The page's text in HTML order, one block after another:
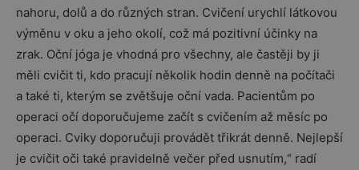
nahoru, dolů a do různých stran. Cvičení urychlí látkovou
výměnu v oku a jeho okolí, což má pozitivní účinky na
zrak. Oční jóga je vhodná pro všechny, ale častěji by ji
měli cvičit ti, kdo pracují několik hodin denně na počítači
a také ti, kterým se zvětšuje oční vada. Pacientům po
operaci očí doporučujeme začít s cvičením až měsíc po
operaci. Cviky doporučuji provádět třikrát denně. Nejlepší
je cvičit oči také pravidelně večer před usnutím,“ radí